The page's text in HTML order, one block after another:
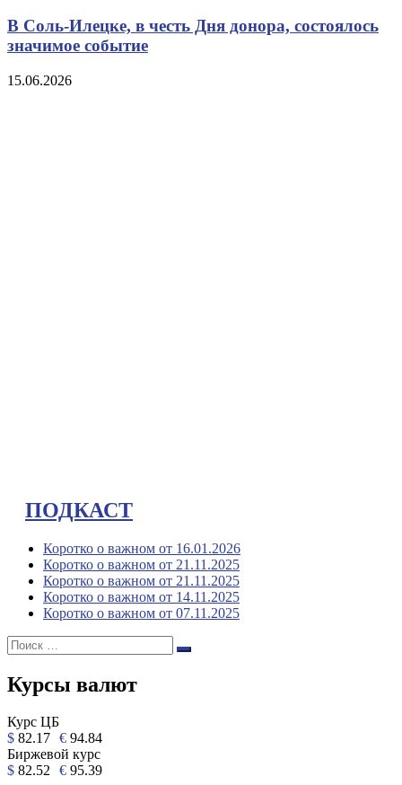
В Соль-Илецке, в честь Дня донора, состоялось
значимое событие
15.06.2026
ПОДКАСТ
Коротко о важном от 16.01.2026
Коротко о важном от 21.11.2025
Коротко о важном от 21.11.2025
Коротко о важном от 14.11.2025
Коротко о важном от 07.11.2025
Поиск:
Поиск
Курсы валют
Курс ЦБ
$ 82.17 € 94.84
Биржевой курс
$ 82.52 € 95.39